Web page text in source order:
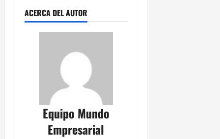
ACERCA DEL AUTOR
Equipo Mundo
Empresarial